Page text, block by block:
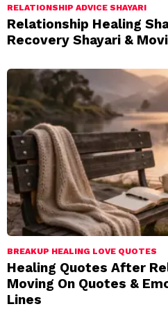
RELATIONSHIP ADVICE SHAYARI
Relationship Healing
Recovery Shayari &
BREAKUP HEALING LOVE QUOTES
Healing Quotes After
Moving On Quotes &
Lines